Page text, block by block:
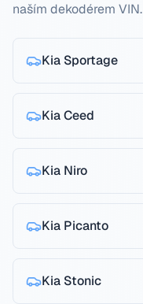
naším dekodérem VIN.
Kia Sportage
KiaCeed
Kia Niro
Kia Picanto
Kia Stonic